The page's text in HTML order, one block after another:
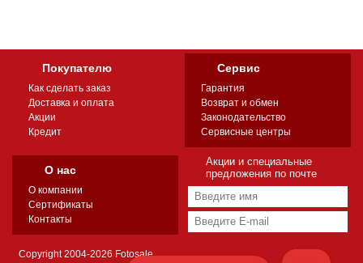
Покупателю
Как сделать заказ
Доставка и оплата
Акции
Кредит
Сервис
Гарантия
Возврат и обмен
Законодательство
Сервисные центры
О нас
О компании
Сертификаты
Контакты
Акции и специальные
предложения по почте
Copyright 2004-2026 Fotosale